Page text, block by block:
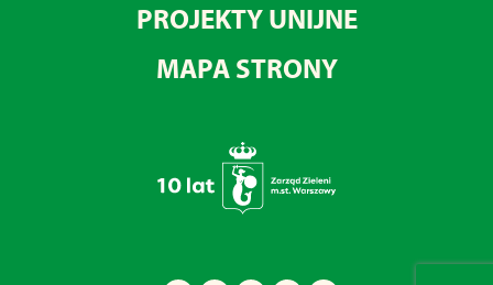
PROJEKTY UNIJNE
MAPA STRONY